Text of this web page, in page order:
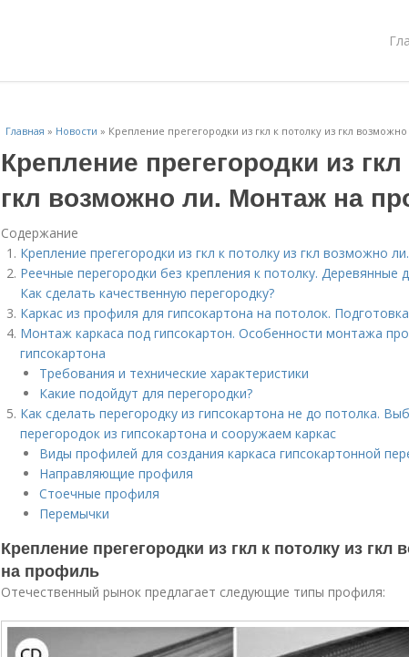
Главная » Новости » Крепление прегегородки из гкл к потолку из гкл
Крепление прегегородки из
гкл возможно ли. Монтаж на
Содержание
Крепление прегегородки из гкл к потолку из гкл возможно
Реечные перегородки без крепления к потолку. Деревянные
Как сделать качественную перегородку?
Каркас из профиля для гипсокартона на потолок.
Монтаж каркаса под гипсокартон. Особенности монтажа
гипсокартона
Требования и технические характеристики
Какие подойдут для перегородки?
Как сделать перегородку из гипсокартона не до потолка.
перегородок из гипсокартона и сооружаем каркас
Виды профилей для создания каркаса гипсокартонной
Направляющие профиля
Стоечные профиля
Перемычки
Крепление прегегородки из гкл к потолку из
на профиль
Отечественный рынок предлагает следующие типы профиля: